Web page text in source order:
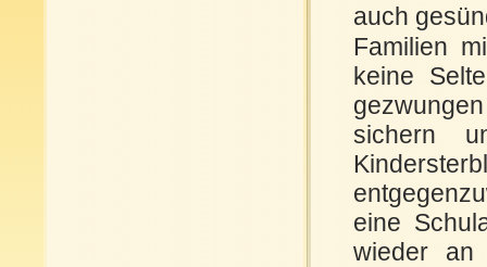
auch
Familien
keine
sichern
eine
wieder an